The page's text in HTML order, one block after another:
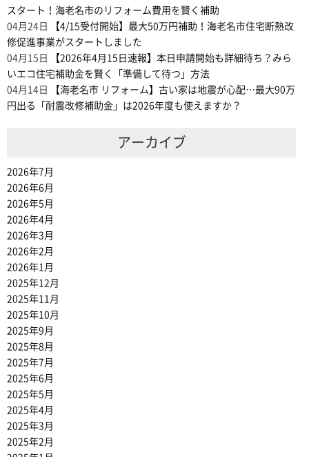
スタート！海老名市のリフォーム費用を賢く補助
04月24日
【4/15受付開始】最大50万円補助！海老名市住宅断熱改
修促進事業がスタートしました
04月15日
【2026年4月15日速報】本日申請開始も詳細待ち？みら
いエコ住宅補助金を賢く「準備して待つ」方法
04月14日
【海老名市 リフォーム】古い家は地震が心配…最大90万
円出る「耐震改修補助金」は2026年度も使えますか？
アーカイブ
2026年7月
2026年6月
2026年5月
2026年4月
2026年3月
2026年2月
2026年1月
2025年12月
2025年11月
2025年10月
2025年9月
2025年8月
2025年7月
2025年6月
2025年5月
2025年4月
2025年3月
2025年2月